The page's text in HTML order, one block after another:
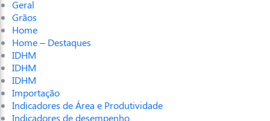
Geral
Grãos
Home
Home – Destaques
IDHM
IDHM
IDHM
Importação
Indicadores de Área e Produtividade
Indicadores de desempenho